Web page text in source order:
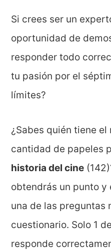
Si crees ser un
oportunidad de
responder todo
tu pasión por el
límites?
¿Sabes quién tiene
cantidad de papeles
historia del cine
obtendrás un punto
una de las preguntas
cuestionario. Solo 1
responde